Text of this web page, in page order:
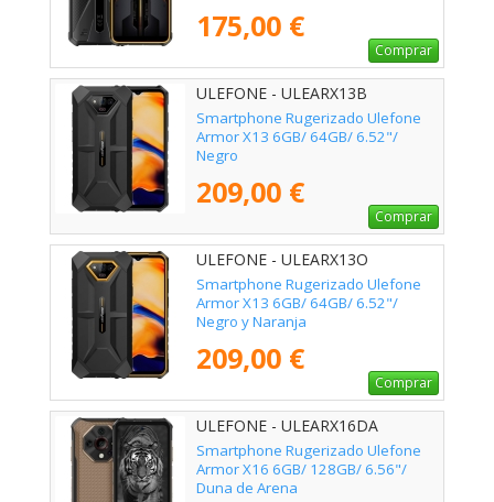
175,00 €
Comprar
ULEFONE - ULEARX13B
Smartphone Rugerizado Ulefone
Armor X13 6GB/ 64GB/ 6.52"/
Negro
209,00 €
Comprar
ULEFONE - ULEARX13O
Smartphone Rugerizado Ulefone
Armor X13 6GB/ 64GB/ 6.52"/
Negro y Naranja
209,00 €
Comprar
ULEFONE - ULEARX16DA
Smartphone Rugerizado Ulefone
Armor X16 6GB/ 128GB/ 6.56"/
Duna de Arena